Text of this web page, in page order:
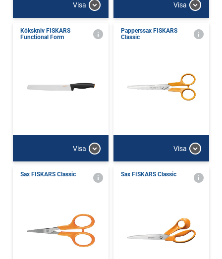
Visa Visa
Kökskniv FISKARS
Functional Form
Visa
Papperssax FISKARS
Classic
Visa
Sax FISKARS Classic Sax FISKARS Classic